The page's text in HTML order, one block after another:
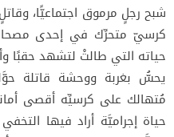
شبح رجلٍ مرموق اجتماعيًّا،
كرسيّ متحرِّك في إحدى مصحات
حياته التي طالتْ لتشهد حقبًا
يحسُّ بغربة ووحشة قاتلة
مُتهالك على كرسيِّه أقصى
حياة إجراميَّة أراد فيها